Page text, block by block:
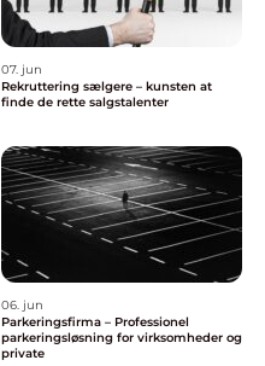
07. jun
Rekruttering sælgere – kunsten at
finde de rette salgstalenter
06. jun
Parkeringsfirma – Professionel
parkeringsløsning for virksomheder og
private